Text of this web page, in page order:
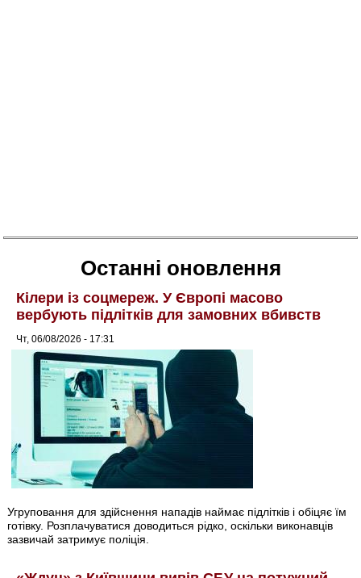
Останні оновлення
Кілери із соцмереж. У Європі масово
вербують підлітків для замовних вбивств
Чт, 06/08/2026 - 17:31
Угруповання для здійснення нападів наймає підлітків і обіцяє їм
готівку. Розплачуватися доводиться рідко, оскільки виконавців
зазвичай затримує поліція.